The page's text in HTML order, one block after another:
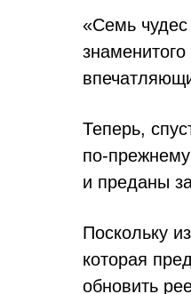
«Семь чудес
Теперь,
по-
и преданы
Поскольку
которая
обновить